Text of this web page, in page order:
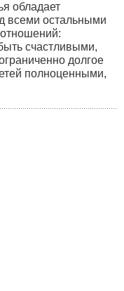
обладает
всеми остальными
счастливыми,
долгое
полноценными,